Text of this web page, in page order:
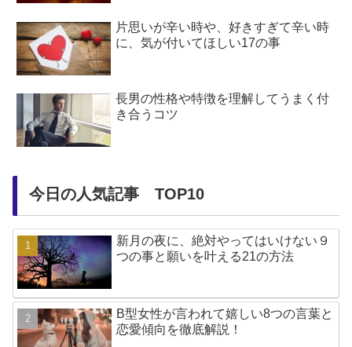
片思いが辛い時や、好きすぎて辛い時
に、気が付いてほしい17の事
長男の性格や特徴を理解してうまく付
き合うコツ
今日の人気記事 TOP10
新月の夜に、絶対やってはいけない９
つの事と願いを叶える21の方法
B型女性が言われて嬉しい8つの言葉と
恋愛傾向を徹底解説！